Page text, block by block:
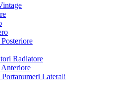
Radiatore
Anteriore
Portanumeri Laterali